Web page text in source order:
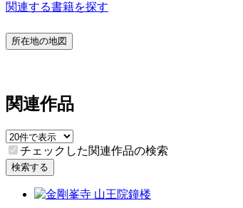
関連する書籍を探す
所在地の地図
関連作品
チェックした関連作品の検索
検索する